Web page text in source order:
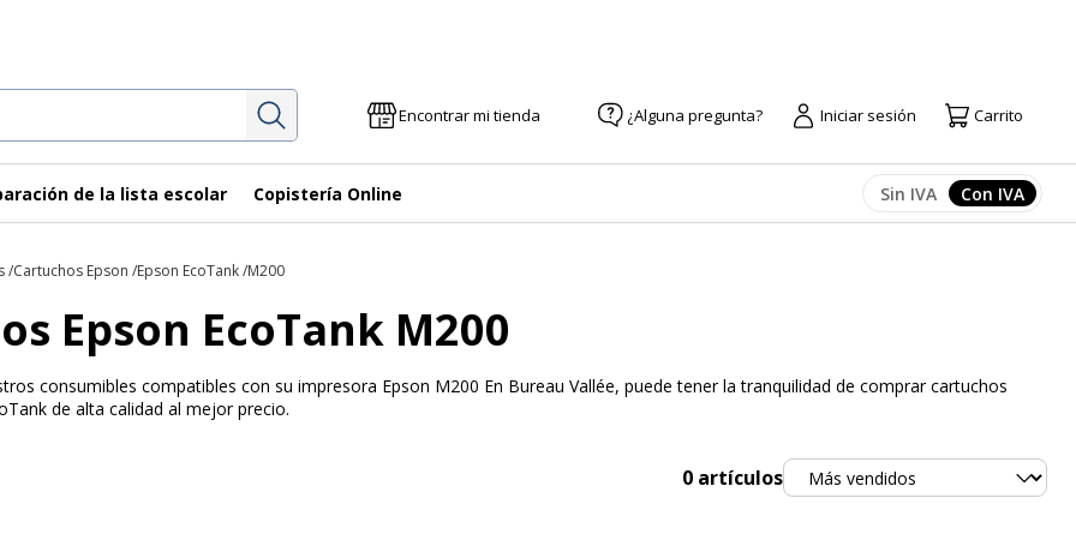
InvestigaciónEncontrar mi tienda ¿Alguna pregunta? Iniciar sesión Carrito
de la lista escolar Copistería Online Afficher les prix
Sin IVA Afficher
Con IVA
Cartuchos Epson Epson EcoTank M200
Epson EcoTank M200
consumibles compatibles con su impresora Epson M200 En Bureau Vallée, puede tener la tranquilidad de comprar cartuchos
de alta calidad al mejor precio.
0 artículosOrdenar